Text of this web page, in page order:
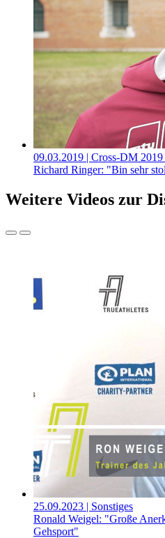
09.03.2019 | Cross-DM
Richard Ringer: "Bin sehr
Weitere Videos zur
25.09.2023 | Sonstiges
Ronald Weigel: "Große
Gehsport"